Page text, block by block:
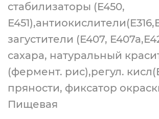
стабилизаторы (Е450,
загустители (Е407,
сахара, натуральный
(фермент. рис),регул.
пряности, фиксатор
Пищевая